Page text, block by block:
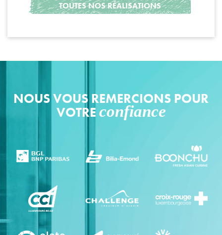
TOUTES NOS RÉALISATIONS
NOUS VOUS REMERCIONS POUR
VOTRE confiance